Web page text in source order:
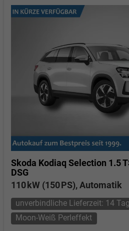
Skoda Kodiaq Selection 1.5
DSG
110 kW (150 PS), Automatik
unverbindliche Lieferzeit: 14
Moon-Weiß Perleffekt